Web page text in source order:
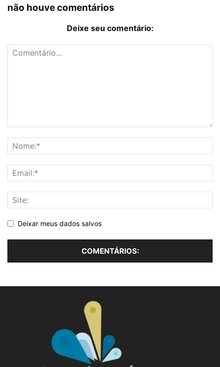
não houve comentários
Deixe seu comentário:
Deixar meus dados salvos